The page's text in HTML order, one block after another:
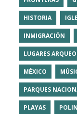
HISTORIA
INMIGRACIÓN
LUGARES
MÉXICO
PARQUES
PLAYAS